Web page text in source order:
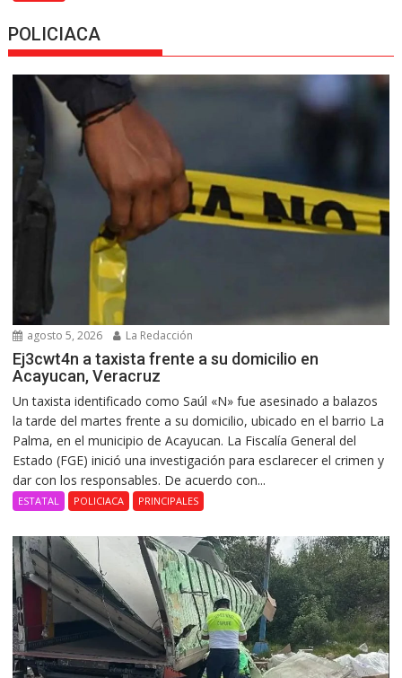
POLICIACA
agosto 5, 2026 La Redacción
Ej3cwt4n a taxista frente a su domicilio en
Acayucan, Veracruz
Un taxista identificado como Saúl «N» fue asesinado a balazos
la tarde del martes frente a su domicilio, ubicado en el barrio La
Palma, en el municipio de Acayucan. La Fiscalía General del
Estado (FGE) inició una investigación para esclarecer el crimen y
dar con los responsables. De acuerdo con...
ESTATAL POLICIACA PRINCIPALES